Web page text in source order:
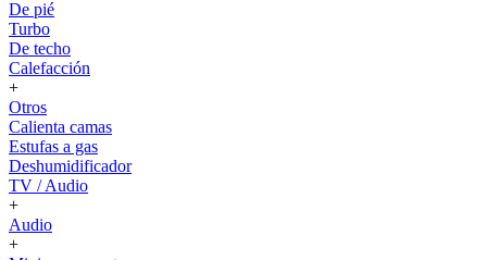
De pié
Turbo
De techo
Calefacción
+
Otros
Calienta camas
Estufas a gas
Deshumidificador
TV / Audio
+
Audio
+